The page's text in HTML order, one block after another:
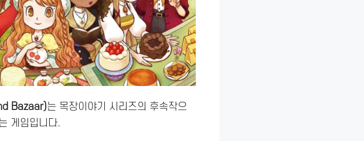
Bazaar)는 목장이야기 시리즈의 후속작으
게임입니다.